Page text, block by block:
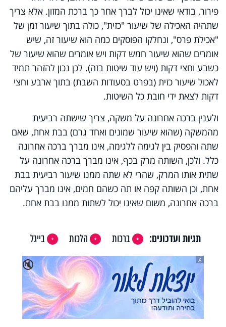
פירור, בודאי שאינו יכול לברך אחר כך ברכת המזון. אלא צריך
שתהיה האכילה של שיעור "כזית", כולה בתוך שיעור זמן של
"אכילת פרס", ונחלקו הפוסקים כמה הוא שיעור זה, שיש
אומרים שהוא שיעור חמש דקות ויש אומרים שהוא שיעור של
כשבע וחצי דקות (ויש עוד שיטות בזה). לכן נכון להזהר תמיד
לאכול שיעור כזית (בפרט בסעודות השבת) בתוך ארבע וחצי
דקות לצאת ידי חובת כל השיטות.
ולענין ברכה אחרונה על משקה, צריך שישתה רביעית
מהמשקה (שהוא שיעור שמונים ואחד גרם) בבת אחת, שאם
שתה והפסיק בין לגימה ללגימה, אינו מברך ברכה אחרונה
כלל. ולכן, השותה מרק בכף, אינו מברך ברכה אחרונה על
שתית אותו המרק, שהרי לא שתה ממנו שיעור רביעית בבת
אחת, וכן השותה קפה או תה כשהם חמים, אינו מברך עליהם
ברכה אחרונה, משום שאינו יכול לשתות ממנו בבת אחת.​
תגיות ועדכונים: ברכות הלכות
בייגל
🔇
X